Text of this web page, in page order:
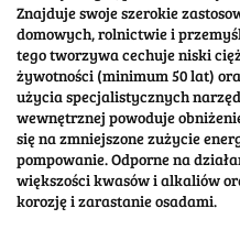
Znajduje swoje szerokie
domowych, rolnictwie i
tego tworzywa cechuje niski
żywotności (minimum 50 lat)
użycia specjalistycznych
wewnętrznej powoduje
się na zmniejszone zużycie
pompowanie. Odporne na
większości kwasów i alkaliów
korozję i zarastanie osadami.